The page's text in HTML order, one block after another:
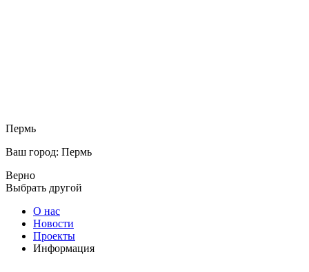
Пермь
Ваш город: Пермь
Верно
Выбрать другой
О нас
Новости
Проекты
Информация